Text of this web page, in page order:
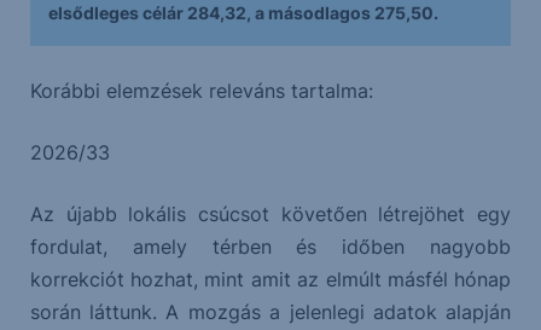
elsődleges célár 284,32, a másodlagos 275,50.
Korábbi elemzések releváns tartalma:
2026/33
Az újabb lokális csúcsot követően létrejöhet egy
fordulat, amely térben és időben nagyobb
korrekciót hozhat, mint amit az elmúlt másfél hónap
során láttunk. A mozgás a jelenlegi adatok alapján